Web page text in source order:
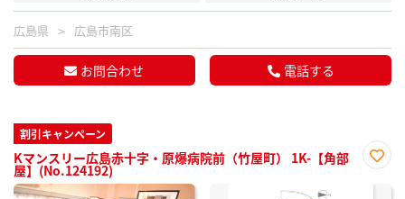
広島県 広島市南区
お問合わせ 電話する
割引キャンペーン
Kマンスリー広島赤十字・原爆病院前（竹屋町） 1K-【角部
屋】(No.124192)
に入